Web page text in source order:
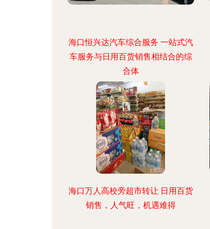
海口恒兴达汽车综合服务 一站式汽
车服务与日用百货销售相结合的综
合体
海口万人高校旁超市转让 日用百货
销售，人气旺，机遇难得